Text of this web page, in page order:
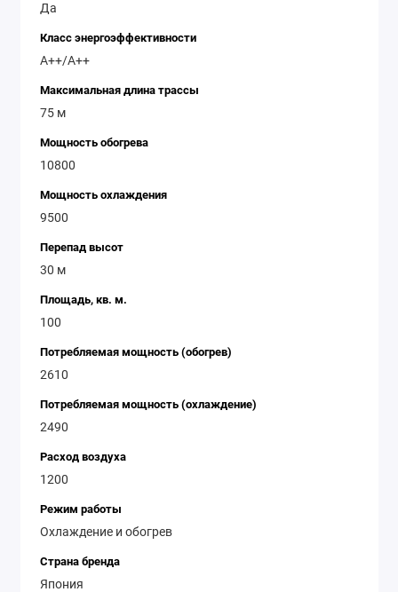
Да
Класс энергоэффективности
A++/A++
Максимальная длина трассы
75 м
Мощность обогрева
10800
Мощность охлаждения
9500
Перепад высот
30 м
Площадь, кв. м.
100
Потребляемая мощность (обогрев)
2610
Потребляемая мощность (охлаждение)
2490
Расход воздуха
1200
Режим работы
Охлаждение и обогрев
Страна бренда
Япония